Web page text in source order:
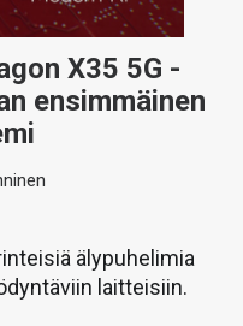
X35 5G -
ensimmäinen
älypuhelimia
laitteisiin.